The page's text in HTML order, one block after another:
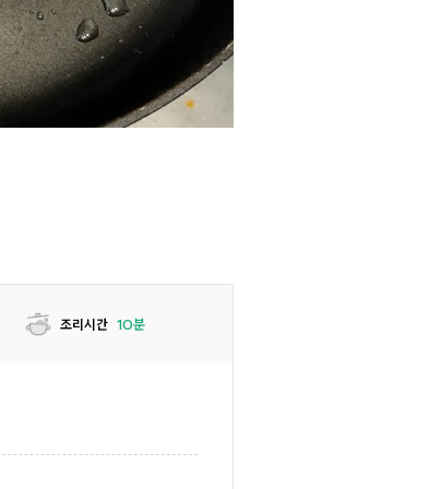
조리시간 10분